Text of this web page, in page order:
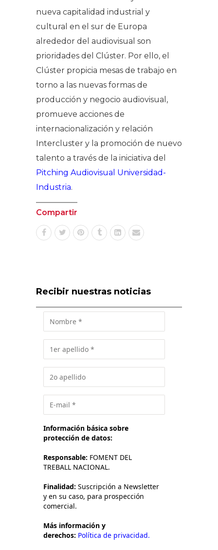
nueva capitalidad industrial y
cultural en el sur de Europa
alrededor del audiovisual son
prioridades del Clúster. Por ello, el
Clúster propicia mesas de trabajo en
torno a las nuevas formas de
producción y negocio audiovisual,
promueve acciones de
internacionalización y relación
Intercluster y la promoción de nuevo
talento a través de la iniciativa del
Pitching Audiovisual Universidad-
Industria.
Compartir
Recibir nuestras noticias
Información básica sobre
protección de datos:
Responsable: FOMENT DEL
TREBALL NACIONAL.
Finalidad: Suscripción a Newsletter
y en su caso, para prospección
comercial.
Más información y
derechos: Política de privacidad.